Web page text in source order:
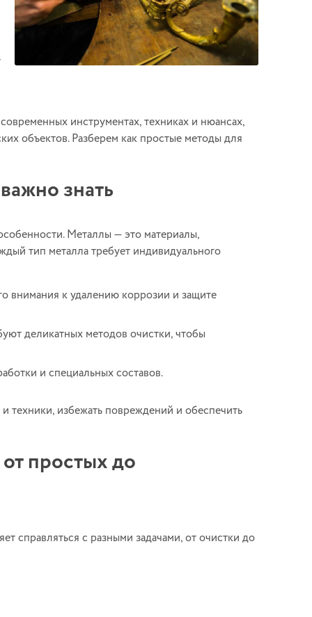
инструментах, техниках и нюансах,
объектов. Разберем как простые методы для
знать
Металлы — это материалы,
тип металла требует индивидуального
внимания к удалению коррозии и защите
деликатных методов очистки, чтобы
и специальных составов.
техники, избежать повреждений и обеспечить
простых до
справляться с разными задачами, от очистки до